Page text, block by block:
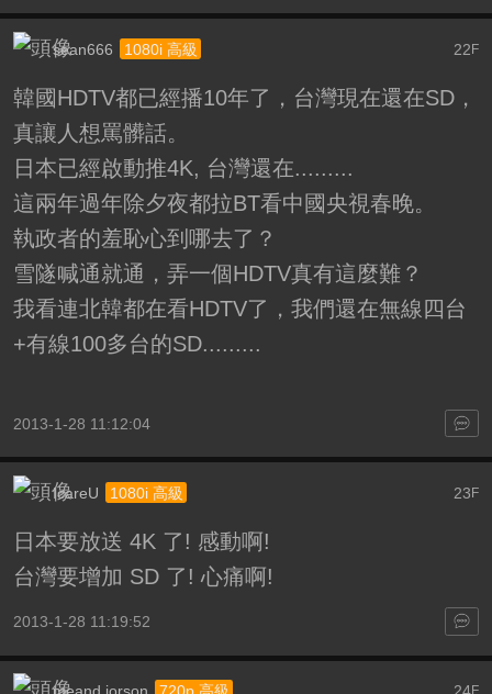
22 F
sean666 1080i 高級
韓國HDTV都已經播10年了，台灣現在還在SD，
真讓人想罵髒話。
日本已經啟動推4K, 台灣還在.........
這兩年過年除夕夜都拉BT看中國央視春晚。
執政者的羞恥心到哪去了？
雪隧喊通就通，弄一個HDTV真有這麼難？
我看連北韓都在看HDTV了，我們還在無線四台
+有線100多台的SD.........
2013-1-28 11:12:04
23 F
IcareU 1080i 高級
日本要放送 4K 了! 感動啊!
台灣要增加 SD 了! 心痛啊!
2013-1-28 11:19:52